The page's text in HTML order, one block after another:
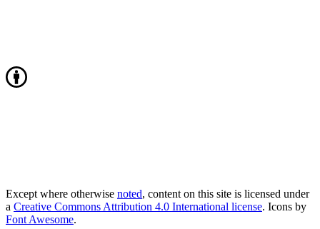
Except where otherwise noted, content on this site is licensed under
a Creative Commons Attribution 4.0 International license. Icons by
Font Awesome.